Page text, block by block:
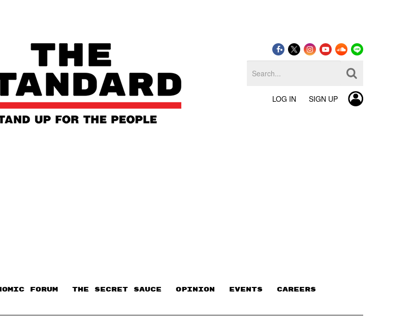
LOG IN SIGN UP
FORUM THE SECRET SAUCE​ OPINION EVENTS CAREERS